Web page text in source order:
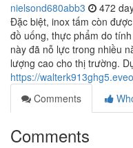
nielsond680abb3 472
Đặc biệt, inox tấm còn
đồ uống, thực phẩm do
này đã nỗ lực trong nhiều
lượng cao cho thị trường.
https://
Comments
Comments